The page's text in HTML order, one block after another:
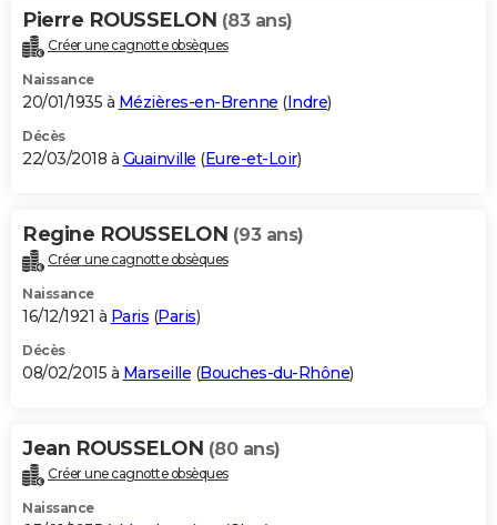
Pierre ROUSSELON (83 ans)
Créer une cagnotte obsèques
Naissance
20/01/1935 à Mézières-en-Brenne (Indre)
Décès
22/03/2018 à Guainville (Eure-et-Loir)
Regine ROUSSELON (93 ans)
Créer une cagnotte obsèques
Naissance
16/12/1921 à Paris (Paris)
Décès
08/02/2015 à Marseille (Bouches-du-Rhône)
Jean ROUSSELON (80 ans)
Créer une cagnotte obsèques
Naissance